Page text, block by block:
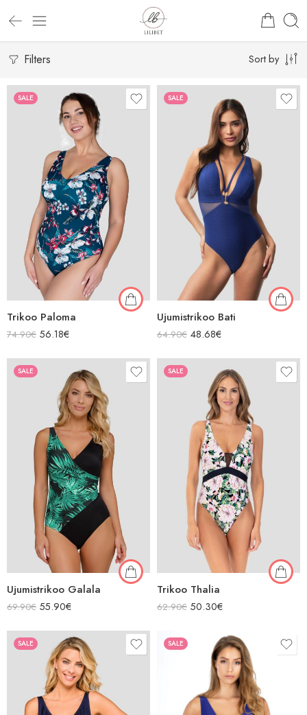
Filters Sort by
SALE
Trikoo Paloma
74.90€ 56.18€
SALE
Ujumistrikoo Bati
64.90€ 48.68€
SALE
Ujumistrikoo Galala
69.90€ 55.90€
SALE
Trikoo Thalia
62.90€ 50.30€
SALE SALE